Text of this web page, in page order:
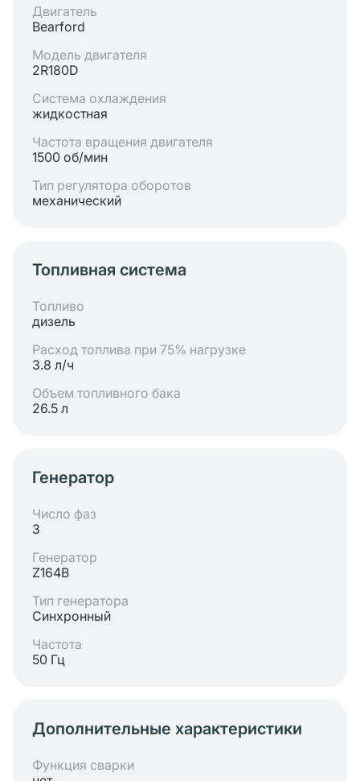
Двигатель
Bearford
Модель двигателя
2R180D
Система охлаждения
жидкостная
Частота вращения двигателя
1500 об/мин
Тип регулятора оборотов
механический
Топливная система
Топливо
дизель
Расход топлива при 75% нагрузке
3.8 л/ч
Объем топливного бака
26.5 л
Генератор
Число фаз
3
Генератор
Z164B
Тип генератора
Синхронный
Частота
50 Гц
Дополнительные характеристики
Функция сварки